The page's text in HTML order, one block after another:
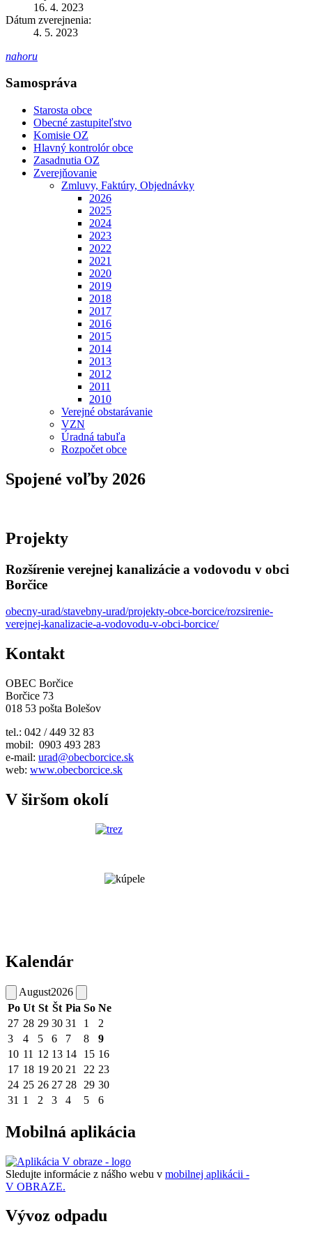
16. 4. 2023
Dátum zverejnenia:
4. 5. 2023
nahoru
Samospráva
Starosta obce
Obecné zastupiteľstvo
Komisie OZ
Hlavný kontrolór obce
Zasadnutia OZ
Zverejňovanie
Zmluvy, Faktúry, Objednávky
2026
2025
2024
2023
2022
2021
2020
2019
2018
2017
2016
2015
2014
2013
2012
2011
2010
Verejné obstarávanie
VZN
Úradná tabuľa
Rozpočet obce
Spojené voľby 2026
Projekty
Rozšírenie verejnej kanalizácie a vodovodu v obci
Borčice
obecny-urad/stavebny-urad/projekty-obce-borcice/rozsirenie-
verejnej-kanalizacie-a-vodovodu-v-obci-borcice/
Kontakt
OBEC Borčice
Borčice 73
018 53 pošta Bolešov
tel.: 042 / 449 32 83
mobil: 0903 493 283
e-mail: urad@obecborcice.sk
web: www.obecborcice.sk
V širšom okolí
Kalendár
August2026
Po Ut St Št Pia So Ne
27 28 29 30 31 1
2
3
4 5 6 7 8
9
10 11 12 13 14 15 16
17 18 19 20 21 22 23
24 25 26 27 28 29 30
31 1 2 3 4 5 6
Mobilná aplikácia
Sledujte informácie z nášho webu v mobilnej aplikácii -
V OBRAZE.
Vývoz odpadu